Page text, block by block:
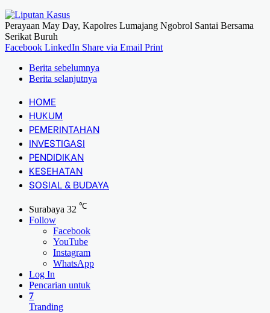
Perayaan May Day, Kapolres Lumajang Ngobrol Santai Bersama
Serikat Buruh
Facebook LinkedIn Share via Email Print
Berita sebelumnya
Berita selanjutnya
HOME
HUKUM
PEMERINTAHAN
INVESTIGASI
PENDIDIKAN
KESEHATAN
SOSIAL & BUDAYA
Surabaya 32 ℃
Follow
Facebook
YouTube
Instagram
WhatsApp
Log In
Pencarian untuk
7
Tranding